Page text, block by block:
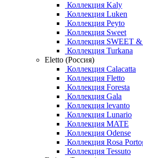
Коллекция Kaly
Коллекция Luken
Коллекция Peyto
Коллекция Sweet
Коллекция SWEET
Коллекция Turkana
Eletto (Россия)
Коллекция Calacatta
Коллекция Fletto
Коллекция Foresta
Коллекция Gala
Коллекция levanto
Коллекция Lunario
Коллекция MATE
Коллекция Odense
Коллекция Rosa
Коллекция Tessuto